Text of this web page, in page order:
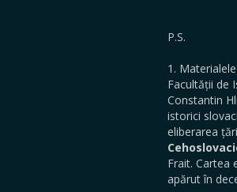
P.S.
1.
Facultății de
Constantin
istorici
eliberarea
Frait. Cartea
apărut în